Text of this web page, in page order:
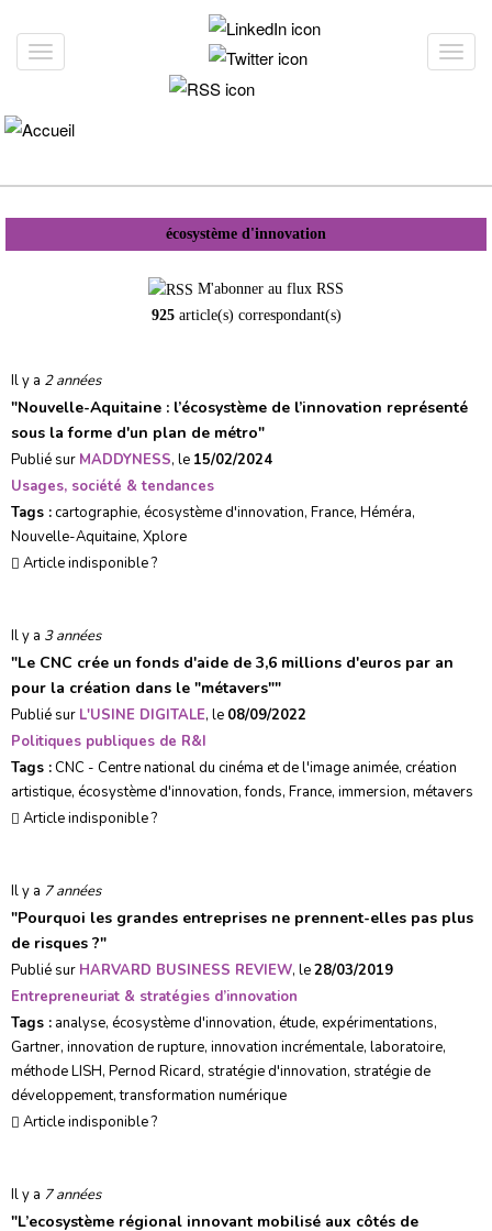
au
contenuToggle
écosystème d'innovation
M'abonner au flux RSS
925article(s) correspondant(s)
Il y a 2 années
"Nouvelle-Aquitaine : l’écosystème de l’innovation représenté
sous la forme d'un plan de métro"
Publié sur MADDYNESS, le 15/02/2024
Usages, société & tendances
Tags :cartographie, écosystème d'innovation, France, Héméra,
Nouvelle-Aquitaine, Xplore
Article indisponible ?
Il y a 3 années
"Le CNC crée un fonds d'aide de 3,6 millions d'euros par an
pour la création dans le "métavers""
Publié sur L'USINE DIGITALE, le 08/09/2022
Politiques publiques de R&I
Tags :CNC - Centre national du cinéma et de l'image animée, création
artistique, écosystème d'innovation,fonds, France, immersion, métavers
Article indisponible ?
Il y a 7 années
"Pourquoi les grandes entreprises ne prennent-elles pas plus
de risques ?"
Publié sur HARVARD BUSINESS REVIEW, le28/03/2019
Entrepreneuriat & stratégies d’innovation
Tags : analyse, écosystème d'innovation, étude, expérimentations,
Gartner, innovation de rupture, innovation incrémentale, laboratoire,
méthode LISH, Pernod Ricard, stratégie d'innovation, stratégie de
développement,transformation numérique
Article indisponible ?
Il y a 7 années
"L’ecosystème régional innovant mobilisé aux côtés de